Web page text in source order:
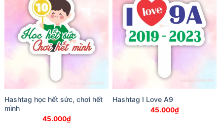
Hashtag học hết sức, chơi hết
mình
45.000₫
Hashtag I Love A9
45.000₫